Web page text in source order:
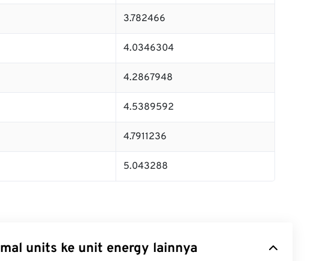
3.782466
4.0346304
4.2867948
4.5389592
4.7911236
5.043288
units ke unit energy lainnya